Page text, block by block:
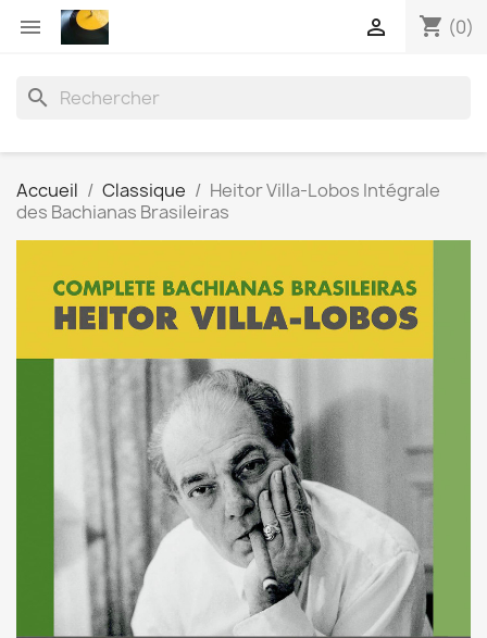
 shopping_cart (0)

search
Accueil Classique
Heitor Villa-Lobos Intégrale
des Bachianas Brasileiras